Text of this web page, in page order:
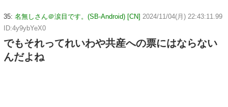
35: 名無しさん＠涙目です。(SB-Android) [CN] 2024/11/04(月) 22:43:11.99
ID:4y9ybYeX0
でもそれってれいわや共産への票にはならない
んだよね